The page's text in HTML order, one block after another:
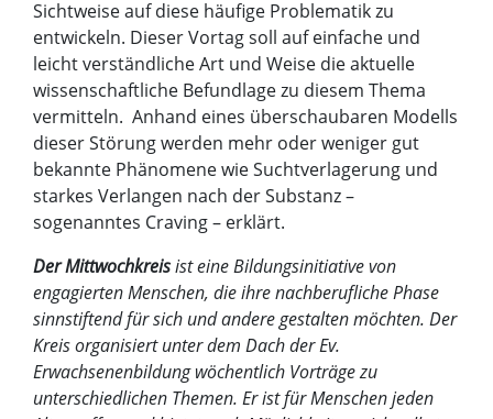
Sichtweise auf diese häufige Problematik zu
entwickeln. Dieser Vortag soll auf einfache und
leicht verständliche Art und Weise die aktuelle
wissenschaftliche Befundlage zu diesem Thema
vermitteln. Anhand eines überschaubaren Modells
dieser Störung werden mehr oder weniger gut
bekannte Phänomene wie Suchtverlagerung und
starkes Verlangen nach der Substanz –
sogenanntes Craving – erklärt.
Der Mittwochkreisist eine Bildungsinitiative von
engagierten Menschen, die ihre nachberufliche Phase
sinnstiftend für sich und andere gestalten möchten. Der
Kreis organisiert unter dem Dach der Ev.
Erwachsenenbildung wöchentlich Vorträge zu
unterschiedlichen Themen. Er ist für Menschen jeden